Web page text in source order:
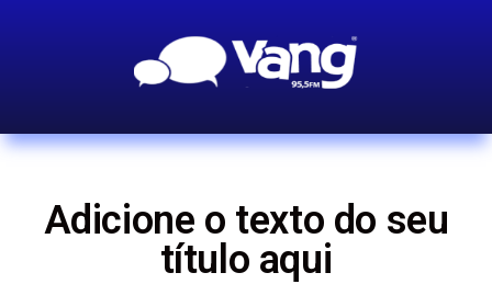
Adicione o texto do seu
título aqui